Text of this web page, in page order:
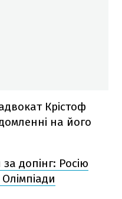
Крістоф
на його
допінг: Росію